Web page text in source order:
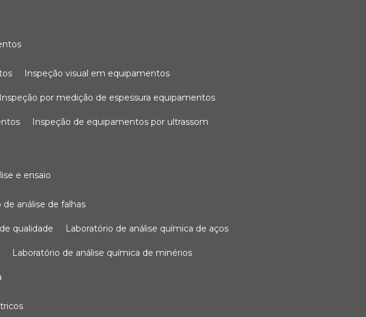
inspeção visual em equipamentos
inspeção por medição de espessura equipamentos
inspeção de equipamentos por ultrassom
e ensaio
de análise de falhas
qualidade laboratório de análise química de aços
laboratório de análise química de minérios